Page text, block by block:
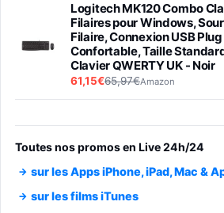
Logitech MK120 Combo
Filaires pour Windows,
Filaire, Connexion USB
Confortable, Taille
Clavier QWERTY UK - Noir
61,15€65,97€Amazon
entraénement direct 3
trs/min) avec pre-ampli
Smartphone SAMSUNG
Toutes nos promos en Live 24h/24
sur les Apps iPhone, iPad, Mac &
sur les films iTunes